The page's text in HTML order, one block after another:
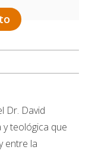
Dr. David
y teológica que
entre la